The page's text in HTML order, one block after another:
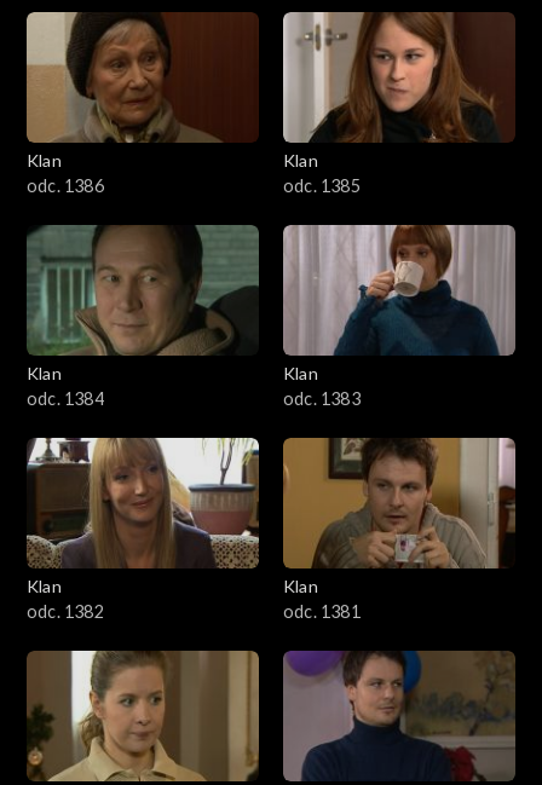
2201–2300
2101–2200
2001–2100
1901–2000
1801–1900
1701–1800
1601–1700
1501–1600
1401–1500
1301–1400
1201–1300
1101–1200
1001–1100
Klan
odc. 1386
Klan
odc. 1385
Klan
odc. 1384
Klan
odc. 1383
Klan
odc. 1382
Klan
odc. 1381